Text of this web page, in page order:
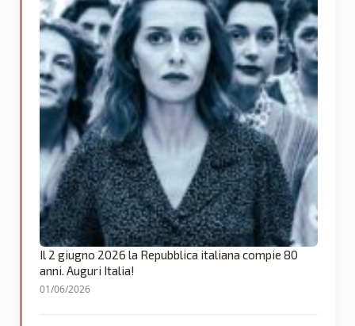
Il 2 giugno 2026 la Repubblica italiana compie 80
anni. Auguri Italia!
01/06/2026